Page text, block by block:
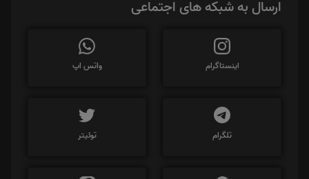
ارسال به شبکه های اجتماعی
اینستاگرام واتس اپ
تلگرام توئیتر